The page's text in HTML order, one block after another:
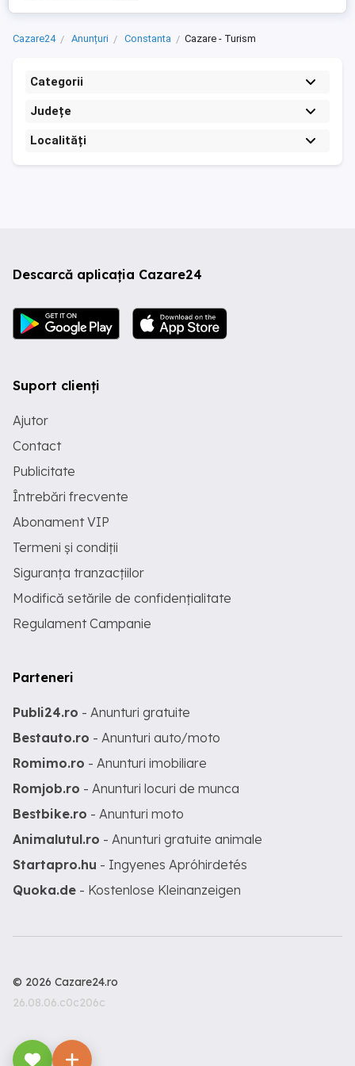
Cazare24 Anunțuri Constanta Cazare - Turism
Categorii
Județe
Localități
Descarcă aplicația Cazare24
Suport clienți
Ajutor
Contact
Publicitate
Întrebări frecvente
Abonament VIP
Termeni și condiții
Siguranța tranzacțiilor
Modifică setările de confidențialitate
Regulament Campanie
Parteneri
Publi24.ro - Anunturi gratuite
Bestauto.ro - Anunturi auto/moto
Romimo.ro - Anunturi imobiliare
Romjob.ro - Anunturi locuri de munca
Bestbike.ro - Anunturi moto
Animalutul.ro - Anunturi gratuite animale
Startapro.hu - Ingyenes Apróhirdetés
Quoka.de - Kostenlose Kleinanzeigen
© 2026 Cazare24.ro
26.08.06.c0c206c